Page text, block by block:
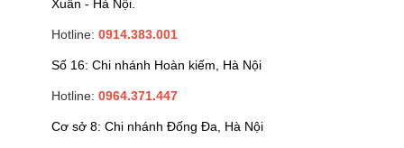
Xuân - Hà Nội.
Hotline: 0914.383.001
Số 16: Chi nhánh Hoàn kiếm, Hà Nội
Hotline: 0964.371.447
Cơ sở 8: Chi nhánh Đống Đa, Hà Nội